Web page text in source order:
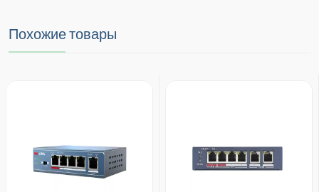
Похожие товары